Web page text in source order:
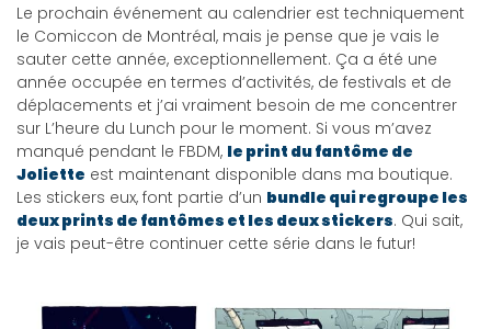
Le prochain événement au calendrier est techniquement
le Comiccon de Montréal, mais je pense que je vais le
sauter cette année, exceptionnellement. Ça a été une
année occupée en termes d’activités, de festivals et de
déplacements et j’ai vraiment besoin de me concentrer
sur L’heure du Lunch pour le moment. Si vous m’avez
manqué pendant le FBDM, le print du fantôme de
Joliette est maintenant disponible dans ma boutique.
Les stickers eux, font partie d’un bundle qui regroupe les
deux prints de fantômes et les deux stickers. Qui sait,
je vais peut-être continuer cette série dans le futur!